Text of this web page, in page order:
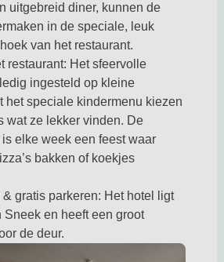
uitgebreid diner, kunnen de
in de speciale, leuk
van het restaurant.
restaurant: Het sfeervolle
ingesteld op kleine
het speciale kindermenu kiezen
wat ze lekker vinden. De
elke week een feest waar
bakken of koekjes
gratis parkeren: Het hotel ligt
Sneek en heeft een groot
de deur.